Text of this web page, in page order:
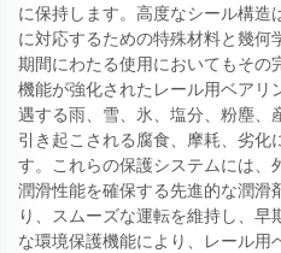
に保持します。高度なシール構造
に対応するための特殊材料と幾何
期間にわたる使用においてもその
機能が強化されたレール用ベアリ
遇する雨、雪、氷、塩分、粉塵、
引き起こされる腐食、摩耗、劣化
す。これらの保護システムには、
潤滑性能を確保する先進的な潤滑
り、スムーズな運転を維持し、早
な環境保護機能により、レール用